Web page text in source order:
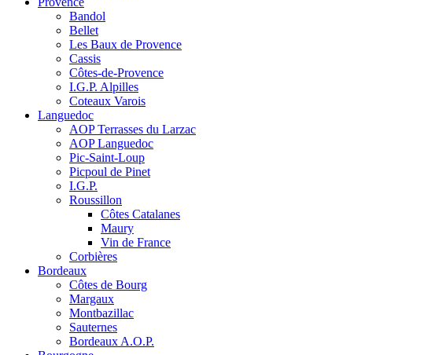
Bandol
Bellet
Les Baux de Provence
Cassis
Côtes-de-Provence
I.G.P. Alpilles
Coteaux Varois
Languedoc
AOP Terrasses du Larzac
AOP Languedoc
Pic-Saint-Loup
Picpoul de Pinet
I.G.P.
Roussillon
Côtes Catalanes
Maury
Vin de France
Corbières
Bordeaux
Côtes de Bourg
Margaux
Montbazillac
Sauternes
Bordeaux A.O.P.